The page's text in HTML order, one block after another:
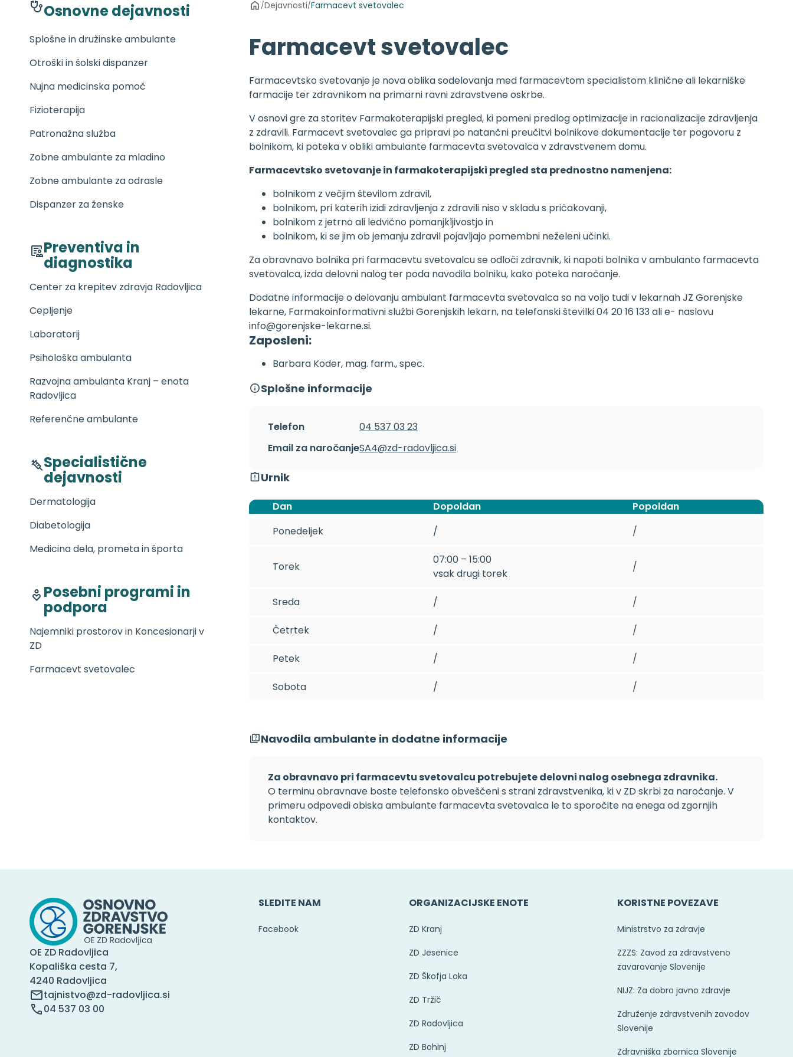
/Dejavnosti/Farmacevt svetovalec
Farmacevt svetovalec
Farmacevtsko svetovanje je nova oblika sodelovanja med farmacevtom specialistom klinične ali lekarniške
farmacije ter zdravnikom na primarni ravni zdravstvene oskrbe.
V osnovi gre za storitev Farmakoterapijski pregled, ki pomeni predlog optimizacije in racionalizacije zdravljenja
z zdravili. Farmacevt svetovalec ga pripravi po natančni preučitvi bolnikove dokumentacije ter pogovoru z
bolnikom, ki poteka v obliki ambulante farmacevta svetovalca v zdravstvenem domu.
Farmacevtsko svetovanje in farmakoterapijski pregled sta prednostno namenjena:
bolnikom z večjim številom zdravil,
bolnikom, pri katerih izidi zdravljenja z zdravili niso v skladu s pričakovanji,
bolnikom z jetrno ali ledvično pomanjkljivostjo in
bolnikom, ki se jim ob jemanju zdravil pojavljajo pomembni neželeni učinki.
Za obravnavo bolnika pri farmacevtu svetovalcu se odloči zdravnik, ki napoti bolnika v ambulanto farmacevta
svetovalca, izda delovni nalog ter poda navodila bolniku, kako poteka naročanje.
Dodatne informacije o delovanju ambulant farmacevta svetovalca so na voljo tudi v lekarnah JZ Gorenjske
lekarne, Farmakoinformativni službi Gorenjskih lekarn, na telefonski številki 04 20 16 133 ali e- naslovu
info@gorenjske-lekarne.si.
Zaposleni:
Barbara Koder, mag. farm., spec.
Splošne informacije
Telefon
04 537 03 23
Email za naročanjeSA4@zd-radovljica.si
Urnik
Dan Dopoldan
Popoldan
Ponedeljek
/ /
Torek
07:00 – 15:00
vsak drugi torek
/
Sreda / /
Četrtek / /
Petek / /
Sobota / /
Navodila ambulante in dodatne informacije
Za obravnavo pri farmacevtu svetovalcu potrebujete delovni nalog osebnega zdravnika.
O terminu obravnave boste telefonsko obveščeni s strani zdravstvenika, ki v ZD skrbi za naročanje. V
primeru odpovedi obiska ambulante farmacevta svetovalca le to sporočite na enega od zgornjih
kontaktov.
Osnovne dejavnosti
Splošne in družinske ambulante
Otroški in šolski dispanzer
Nujna medicinska pomoč
Fizioterapija
Patronažna služba
Zobne ambulante za mladino
Zobne ambulante za odrasle
Dispanzer za ženske
Preventiva in
diagnostika
Center za krepitev zdravja Radovljica
Cepljenje
Laboratorij
Psihološka ambulanta
Razvojna ambulanta Kranj – enota
Radovljica
Referenčne ambulante
Specialistične
dejavnosti
Dermatologija
Diabetologija
Medicina dela, prometa in športa
Posebni programi in
podpora
Najemniki prostorov in Koncesionarji v
ZD
Farmacevt svetovalec
OE ZD Radovljica
Kopališka cesta 7,
4240 Radovljica
tajnistvo@zd-radovljica.si
04 537 03 00
SLEDITE NAM
Facebook
ORGANIZACIJSKE ENOTE
ZD Kranj
ZD Jesenice
ZD Škofja Loka
ZD Tržič
ZD Radovljica
ZD Bohinj
KORISTNE POVEZAVE
Ministrstvo za zdravje
ZZZS: Zavod za zdravstveno
zavarovanje Slovenije
NIJZ: Za dobro javno zdravje
Združenje zdravstvenih zavodov
Slovenije
Zdravniška zbornica Slovenije